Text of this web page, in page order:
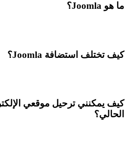
ما هو Joomla؟
كيف تختلف استضافة Joomla؟
الحالي؟